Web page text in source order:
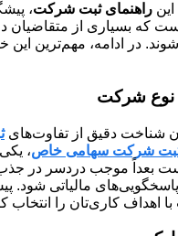
راهنمای ثبت شرکت،
که بسیاری از متقاضیان
در ادامه، مهم‌ترین این
شناخت دقیق از تفاوت‌های
شرکت سهامی خاص،
بعداً موجب دردسر در جذب
پاسخگویی‌های مالیاتی شود.
اهداف کاری‌تان را انتخاب